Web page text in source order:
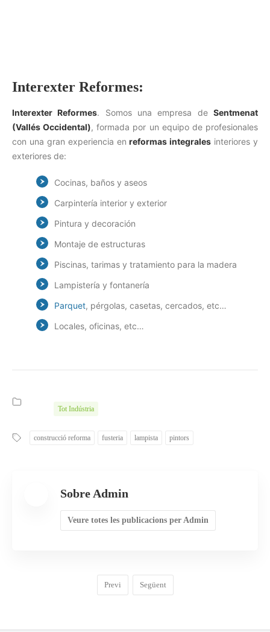
Interexter Reformes:
Interexter Reformes. Somos una empresa deSentmenat
(Vallés Occidental), formada por un equipo de profesionales
con una gran experiencia enreformas integrales interiores y
exteriores de:
Cocinas, baños y aseos
Carpintería interior y exterior
Pintura y decoración
Montaje de estructuras
Piscinas, tarimas y tratamiento para la madera
Lampistería y fontanería
Parquet, pérgolas, casetas, cercados, etc…
Locales, oficinas, etc…
Tot Indústria
construcció reforma fusteria lampista pintors
Sobre Admin
Veure totes les publicacions per Admin
Previ Següent